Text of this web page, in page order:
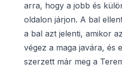
arra, hogy a jobb és
oldalon járjon. A bal
a bal azt jelenti, amikor
végez a maga javára, és
szerzett már meg a